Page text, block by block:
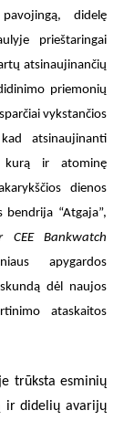
didelę
prieštaringai
atsinaujinančių
priemonių
vykstančios
atsinaujinanti
kurą ir atominę
dienos
bendrija “Atgaja”,
CEE
Bankwatch
apygardos
dėl naujos
ataskaitos
trūksta esminių
ir didelių avarijų